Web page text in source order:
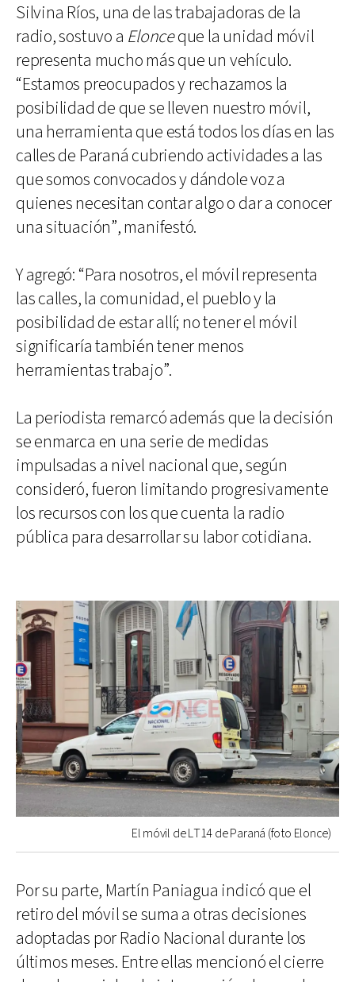
Silvina Ríos, una de las trabajadoras de la
radio, sostuvo a Elonceque la unidad móvil
representa mucho más que un vehículo.
“Estamos preocupados y rechazamos la
posibilidad de que se lleven nuestro móvil,
una herramienta que está todos los días en las
calles de Paraná cubriendo actividades a las
que somos convocados y dándole voz a
quienes necesitan contar algo o dar a conocer
una situación”, manifestó.
Y agregó: “Para nosotros, el móvil representa
las calles, la comunidad, el pueblo y la
posibilidad de estar allí; no tener el móvil
significaría también tener menos
herramientas trabajo”.
La periodista remarcó además que la decisión
se enmarca en una serie de medidas
impulsadas a nivel nacional que, según
consideró, fueron limitando progresivamente
los recursos con los que cuenta la radio
pública para desarrollar su labor cotidiana.
El móvil de LT14 de Paraná (foto Elonce)
Por su parte, Martín Paniagua indicó que el
retiro del móvil se suma a otras decisiones
adoptadas por Radio Nacional durante los
últimos meses. Entre ellas mencionó el cierre